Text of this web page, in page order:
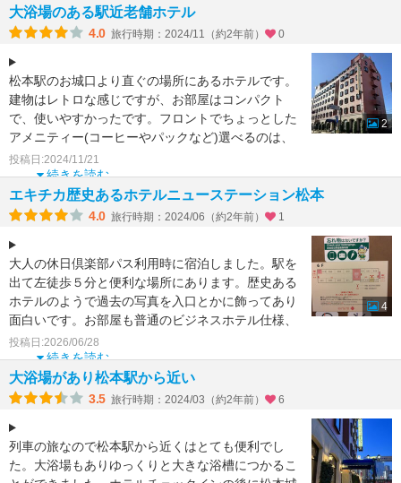
大浴場のある駅近老舗ホテル
4.0 旅行時期：2024/11（約2年前） 0
松本駅のお城口より直ぐの場所にあるホテルです。
建物はレトロな感じですが、お部屋はコンパクト
で、使いやすかったです。フロントでちょっとした
アメニティー(コーヒーやパックなど)選べるのは、
女性には嬉しいサ
続きを読む
投稿日:2024/11/21
2
エキチカ歴史あるホテルニューステーション松本
4.0 旅行時期：2024/06（約2年前） 1
大人の休日倶楽部パス利用時に宿泊しました。駅を
出て左徒歩５分と便利な場所にあります。歴史ある
ホテルのようで過去の写真を入口とかに飾ってあり
面白いです。お部屋も普通のビジネスホテル仕様、
７F大浴場も有難
続きを読む
投稿日:2026/06/28
4
大浴場があり松本駅から近い
3.5 旅行時期：2024/03（約2年前） 6
列車の旅なので松本駅から近くはとても便利でし
た。大浴場もありゆっくりと大きな浴槽につかるこ